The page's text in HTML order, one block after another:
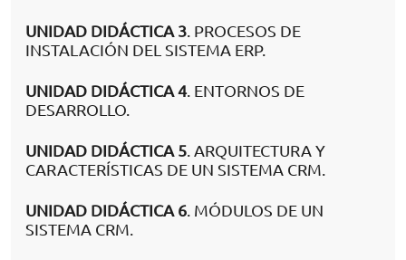
UNIDAD DIDÁCTICA 3. PROCESOS DE
INSTALACIÓN DEL SISTEMA ERP.
UNIDAD DIDÁCTICA 4. ENTORNOS DE
DESARROLLO.
UNIDAD DIDÁCTICA 5. ARQUITECTURA Y
CARACTERÍSTICAS DE UN SISTEMA CRM.
UNIDAD DIDÁCTICA 6. MÓDULOS DE UN
SISTEMA CRM.